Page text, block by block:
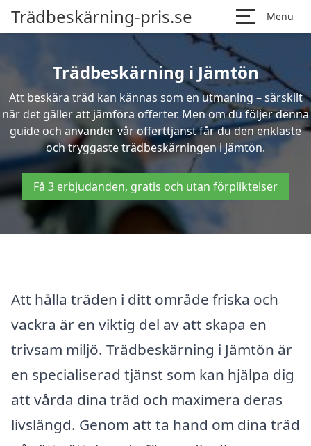
Trädbeskärning-pris.se Menu
Trädbeskärning i Jämtön
Att beskära träd kan kännas som en utmaning – särskilt
när det gäller att jämföra offerter. Men om du följer denna
guide och använder vår offerttjänst får du den enklaste
och tryggaste trädbeskärningen i Jämtön.
Få 3 erbjudanden, gratis och utan förpliktelser
Att hålla träden i ditt område friska och
vackra är en viktig del av att skapa en
trivsam miljö. Trädbeskärning i Jämtön är
en specialiserad tjänst som kan hjälpa dig
att vårda dina träd och maximera deras
livslängd. Genom att ta hand om dina träd